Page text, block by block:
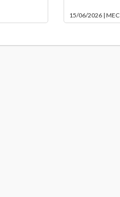
15/06/2026 | MEC